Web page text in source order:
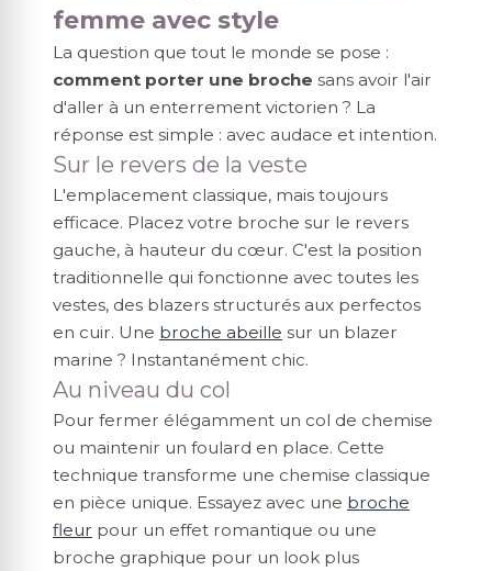
femme avec style
La question que tout le monde se pose :
comment porter une broche sans avoir l'air
d'aller à un enterrement victorien ? La
réponse est simple : avec audace et intention.
Sur le revers de la veste
L'emplacement classique, mais toujours
efficace. Placez votre broche sur le revers
gauche, à hauteur du cœur. C'est la position
traditionnelle qui fonctionne avec toutes les
vestes, des blazers structurés aux perfectos
en cuir. Une broche abeille sur un blazer
marine ? Instantanément chic.
Au niveau du col
Pour fermer élégamment un col de chemise
ou maintenir un foulard en place. Cette
technique transforme une chemise classique
en pièce unique. Essayez avec une broche
fleur pour un effet romantique ou une
broche graphique pour un look plus